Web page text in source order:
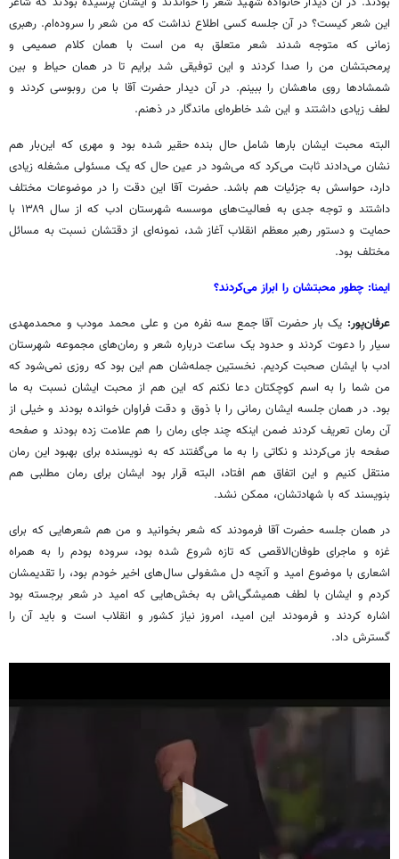
این شعر کیست؟ در آن جلسه کسی اطلاع نداشت که من شعر را سروده‌ام. رهبری
زمانی که متوجه شدند شعر متعلق به من است با همان کلام صمیمی و
پرمحبتشان من را صدا کردند و این توفیقی شد برایم تا در همان حیاط و بین
شمشادها روی ماهشان را ببینم. در آن دیدار حضرت آقا با من روبوسی کردند و
لطف زیادی داشتند و این شد خاطره‌ای ماندگار در ذهنم.
البته محبت ایشان بارها شامل حال بنده حقیر شده بود و مهری که این‌بار هم
نشان می‌دادند ثابت می‌کرد که می‌شود در عین حال که یک مسئولی مشغله زیادی
دارد، حواسش به جزئیات هم باشد. حضرت آقا این دقت را در موضوعات مختلف
داشتند و توجه جدی به فعالیت‌های موسسه شهرستان ادب که از سال ۱۳۸۹ با
حمایت و دستور رهبر معظم انقلاب آغاز شد، نمونه‌ای از دقتشان نسبت به مسائل
مختلف بود.
ایمنا: چطور محبتشان را ابراز می‌کردند؟
عرفان‌پور: یک بار حضرت آقا جمع سه نفره من و علی محمد مودب و محمدمهدی
سیار را دعوت کردند و حدود یک ساعت درباره شعر و رمان‌های مجموعه شهرستان
ادب با ایشان صحبت کردیم. نخستین جمله‌شان هم این بود که روزی نمی‌شود که
من شما را به اسم کوچکتان دعا نکنم که این هم از محبت ایشان نسبت به ما
بود. در همان جلسه ایشان رمانی را با ذوق و دقت فراوان خوانده بودند و خیلی از
آن رمان تعریف کردند ضمن اینکه چند جای رمان را هم علامت زده بودند و صفحه
صفحه باز می‌کردند و نکاتی را به ما می‌گفتند که به نویسنده برای بهبود این رمان
منتقل کنیم و این اتفاق هم افتاد، البته قرار بود ایشان برای رمان مطلبی هم
بنویسند که با شهادتشان، ممکن نشد.
در همان جلسه حضرت آقا فرمودند که شعر بخوانید و من هم شعرهایی که برای
غزه و ماجرای طوفان‌الاقصی که تازه شروع شده بود، سروده بودم را به همراه
اشعاری با موضوع امید و آنچه دل مشغولی سال‌های اخیر خودم بود، را تقدیمشان
کردم و ایشان با لطف همیشگی‌اش به بخش‌هایی که امید در شعر برجسته بود
اشاره کردند و فرمودند این امید، امروز نیاز کشور و انقلاب است و باید آن را
گسترش داد.